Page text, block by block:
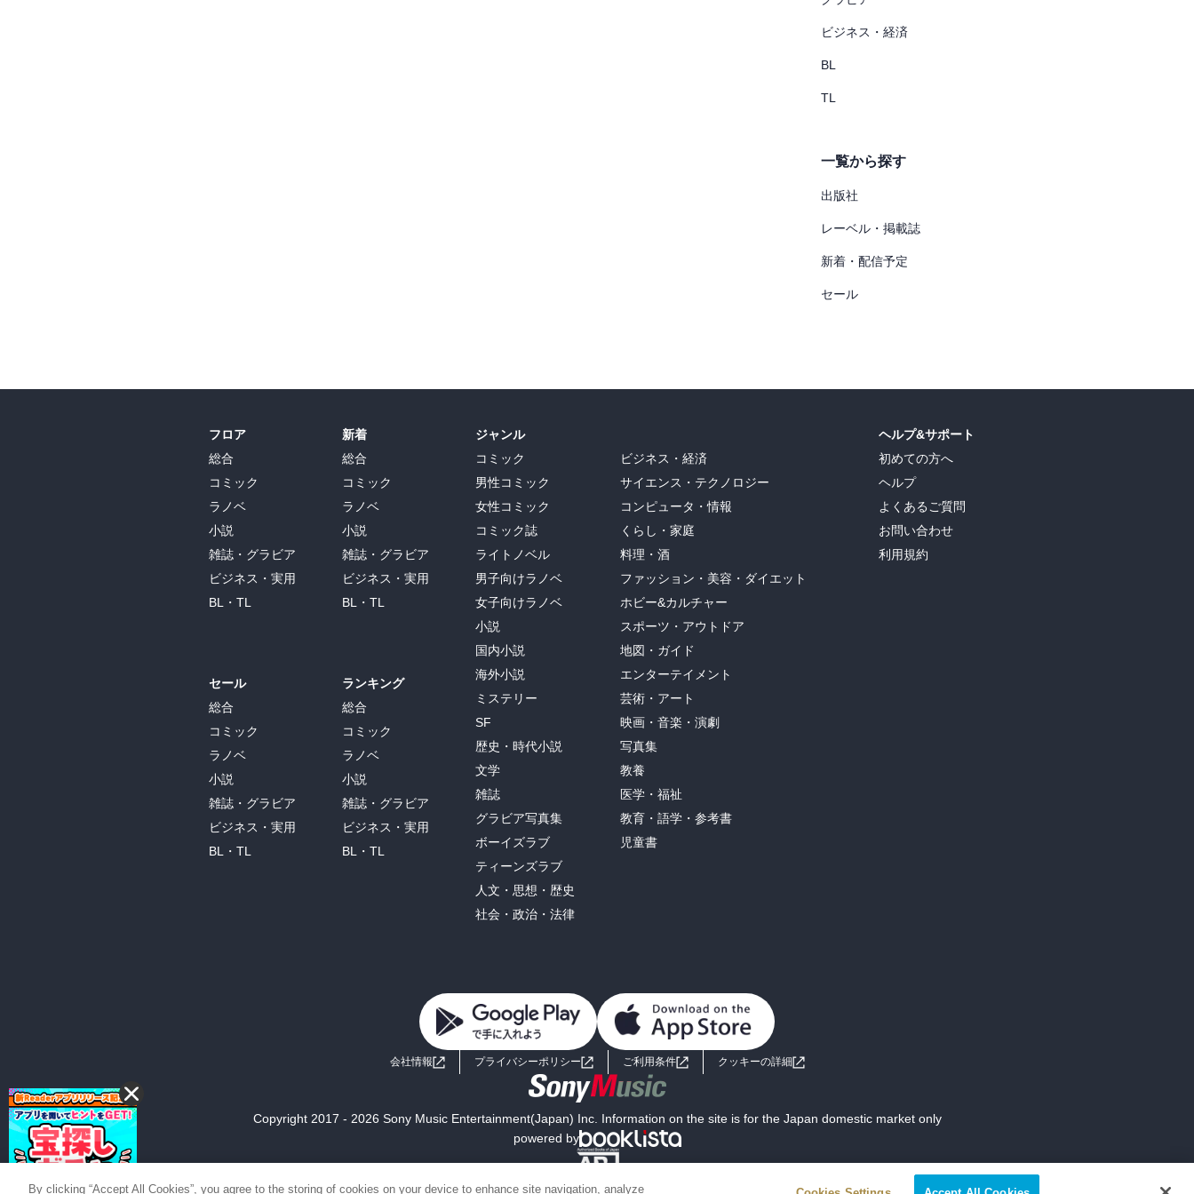
ビジネス・経済
BL
TL
一覧から探す
出版社
レーベル・掲載誌
新着・配信予定
セール
フロア
総合
コミック
ラノベ
小説
雑誌・グラビア
ビジネス・実用
BL・TL
セール
総合
コミック
ラノベ
小説
雑誌・グラビア
ビジネス・実用
BL・TL
新着
総合
コミック
ラノベ
小説
雑誌・グラビア
ビジネス・実用
BL・TL
ランキング
総合
コミック
ラノベ
小説
雑誌・グラビア
ビジネス・実用
BL・TL
ジャンル
コミック
男性コミック
女性コミック
コミック誌
ライトノベル
男子向けラノベ
女子向けラノベ
小説
国内小説
海外小説
ミステリー
SF
歴史・時代小説
文学
雑誌
グラビア写真集
ボーイズラブ
ティーンズラブ
人文・思想・歴史
社会・政治・法律
ビジネス・経済
サイエンス・テクノロジー
コンピュータ・情報
くらし・家庭
料理・酒
ファッション・美容・ダイエット
ホビー&カルチャー
スポーツ・アウトドア
地図・ガイド
エンターテイメント
芸術・アート
映画・音楽・演劇
写真集
教養
医学・福祉
教育・語学・参考書
児童書
ヘルプ&サポート
初めての方へ
ヘルプ
よくあるご質問
お問い合わせ
利用規約
会社情報 プライバシーポリシー ご利用条件 クッキーの詳細
Copyright 2017 - 2026 Sony Music Entertainment(Japan) Inc. Information on the site is for the Japan domestic market only
powered by
By clicking “Accept All Cookies”, you agree to the storing of cookies on your device to enhance site navigation, analyze